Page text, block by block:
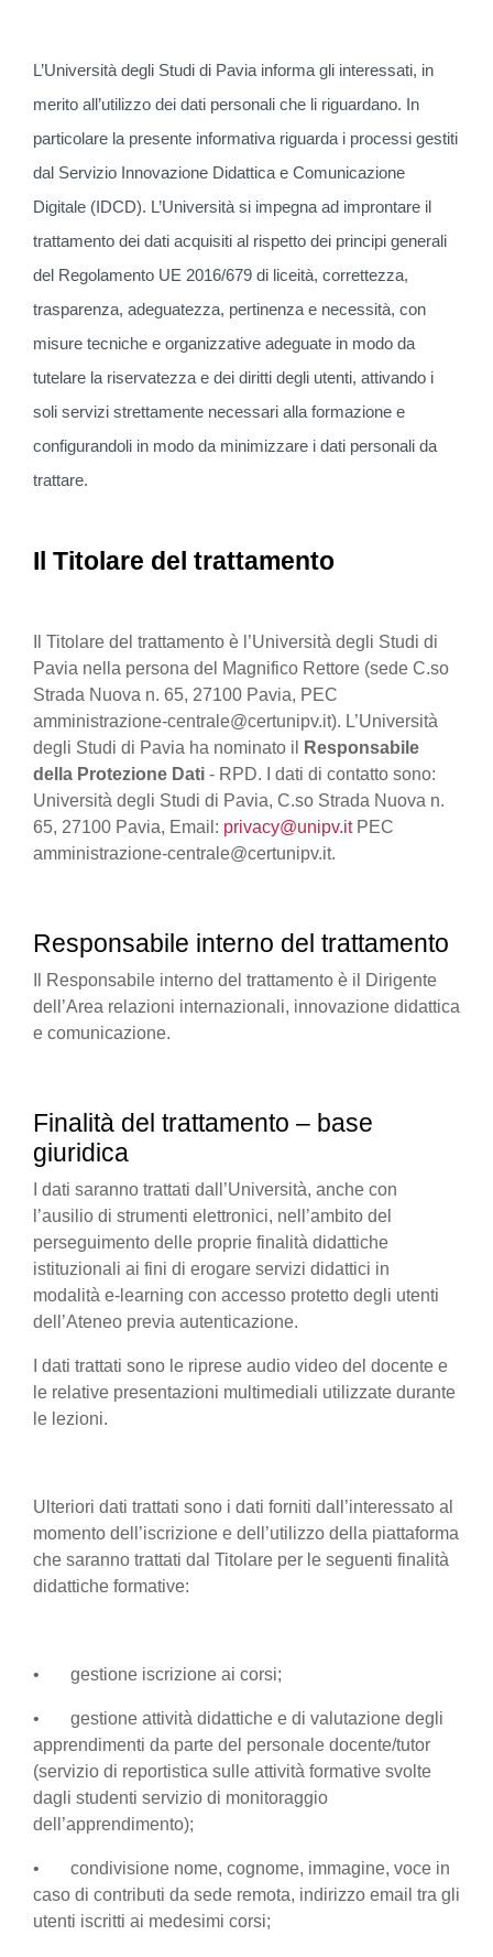
L’Università degli Studi di Pavia informa gli interessati, in
merito all’utilizzo dei dati personali che li riguardano. In
particolare la presente informativa riguarda i processi gestiti
dal Servizio Innovazione Didattica e Comunicazione
Digitale (IDCD). L’Università si impegna ad improntare il
trattamento dei dati acquisiti al rispetto dei principi generali
del Regolamento UE 2016/679 di liceità, correttezza,
trasparenza, adeguatezza, pertinenza e necessità, con
misure tecniche e organizzative adeguate in modo da
tutelare la riservatezza e dei diritti degli utenti, attivando i
soli servizi strettamente necessari alla formazione e
configurandoli in modo da minimizzare i dati personali da
trattare.
Il Titolare del trattamento
Il Titolare del trattamento è l’Università degli Studi di
Pavia nella persona del Magnifico Rettore (sede C.so
Strada Nuova n. 65, 27100 Pavia, PEC
amministrazione-centrale@certunipv.it). L’Università
degli Studi di Pavia ha nominato il
Responsabile
della Protezione Dati - RPD. I dati di contatto sono:
Università degli Studi di Pavia, C.so Strada Nuova n.
65, 27100 Pavia, Email: privacy@unipv.itPEC
amministrazione-centrale@certunipv.it.
Responsabile interno del trattamento
Il Responsabile interno del trattamento è il Dirigente
dell’Area relazioni internazionali, innovazione didattica
e comunicazione.
Finalità del trattamento – base
giuridica
I dati saranno trattati dall’Università, anche con
l’ausilio di strumenti elettronici, nell’ambito del
perseguimento delle proprie finalità didattiche
istituzionali ai fini di erogare servizi didattici in
modalità e-learning con accesso protetto degli utenti
dell’Ateneo previa autenticazione.
I dati trattati sono le riprese audio video del docente e
le relative presentazioni multimediali utilizzate durante
le lezioni.
Ulteriori dati trattati sono i dati forniti dall’interessato al
momento dell’iscrizione e dell’utilizzo della piattaforma
che saranno trattati dal Titolare per le seguenti finalità
didattiche formative:
• gestione iscrizione ai corsi;
• gestione attività didattiche e di valutazione degli
apprendimenti da parte del personale docente/tutor
(servizio di reportistica sulle attività formative svolte
dagli studenti servizio di monitoraggio
dell’apprendimento);
• condivisione nome, cognome, immagine, voce in
caso di contributi da sede remota, indirizzo email tra gli
utenti iscritti ai medesimi corsi;